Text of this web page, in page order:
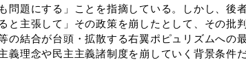
題にする」ことを指摘している。しかし、後
主張して」その政策を崩したとして、その批
の結合が台頭・拡散する右翼ポピュリズムへの
理念や民主主義諸制度を崩していく背景条件